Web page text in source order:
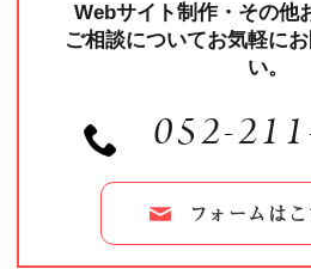
Webサイト制作・その他
ご相談についてお気軽に
い。
052-
フォームは